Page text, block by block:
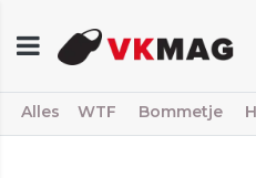
Alles WTF Bommetje